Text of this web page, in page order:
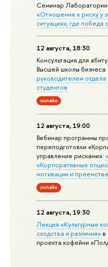
Семинар Лаборатории
«Отношение к риску у
ситуациях, где победа
12 августа, 18:30
Консультация для
Высшей школы бизнеса:
руководителем
студентов
онлайн
12 августа, 19:00
Вебинар программы
переподготовки
управление рисками»:
«Корпоративные
мотивации и
онлайн
12 августа, 19:30
Лекция «Культурные
сходства и различия» в
проекта кофейни